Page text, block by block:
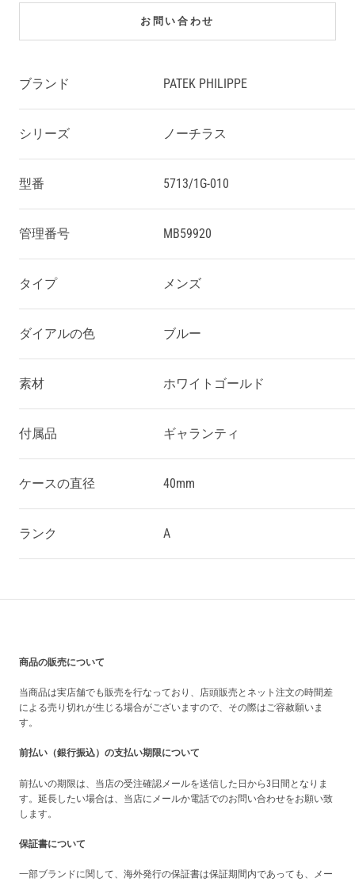
お問い合わせ
ブランド PATEK PHILIPPE
シリーズ ノーチラス
型番 5713/1G-010
管理番号 MB59920
タイプ メンズ
ダイアルの色 ブルー
素材 ホワイトゴールド
付属品 ギャランティ
ケースの直径 40mm
ランク A
商品の販売について
当商品は実店舗でも販売を行なっており、店頭販売とネット注文の時間差
による売り切れが生じる場合がございますので、その際はご容赦願いま
す。
前払い（銀行振込）の支払い期限について
前払いの期限は、当店の受注確認メールを送信した日から3日間となりま
す。延長したい場合は、当店にメールか電話でのお問い合わせをお願い致
します。
保証書について
一部ブランドに関して、海外発行の保証書は保証期間内であっても、メー